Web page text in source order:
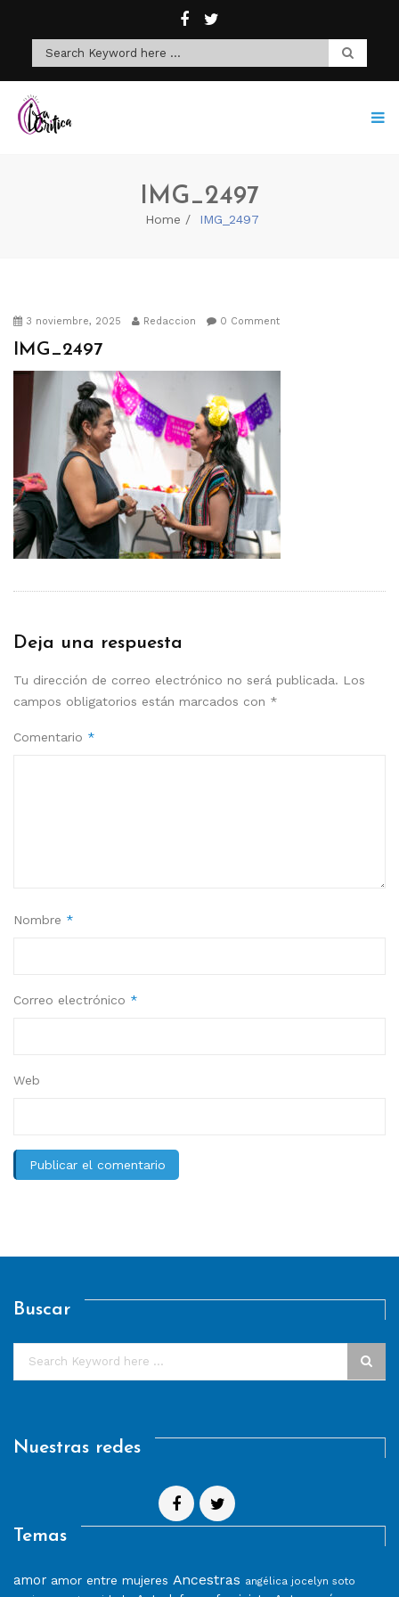
IMG_2497
Home IMG_2497
3 noviembre, 2025 Redaccion 0 Comment
IMG_2497
Deja una respuesta
Tu dirección de correo electrónico no será publicada. Los
campos obligatorios están marcados con *
Comentario *
Nombre *
Correo electrónico *
Web
Buscar
Nuestras redes
Temas
amor amor entre mujeres Ancestras angélica jocelyn soto